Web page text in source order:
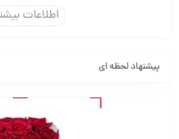
اطلاعات
پیشنهاد لحظه ای